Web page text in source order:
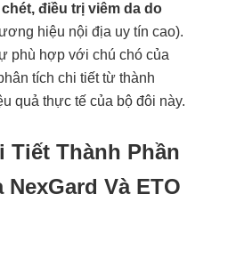
điều trị viêm da do
hiệu nội địa uy tín cao).
phù hợp với chú chó của
tích chi tiết từ thành
quả thực tế của bộ đôi này.
Tiết Thành Phần
Và ETO